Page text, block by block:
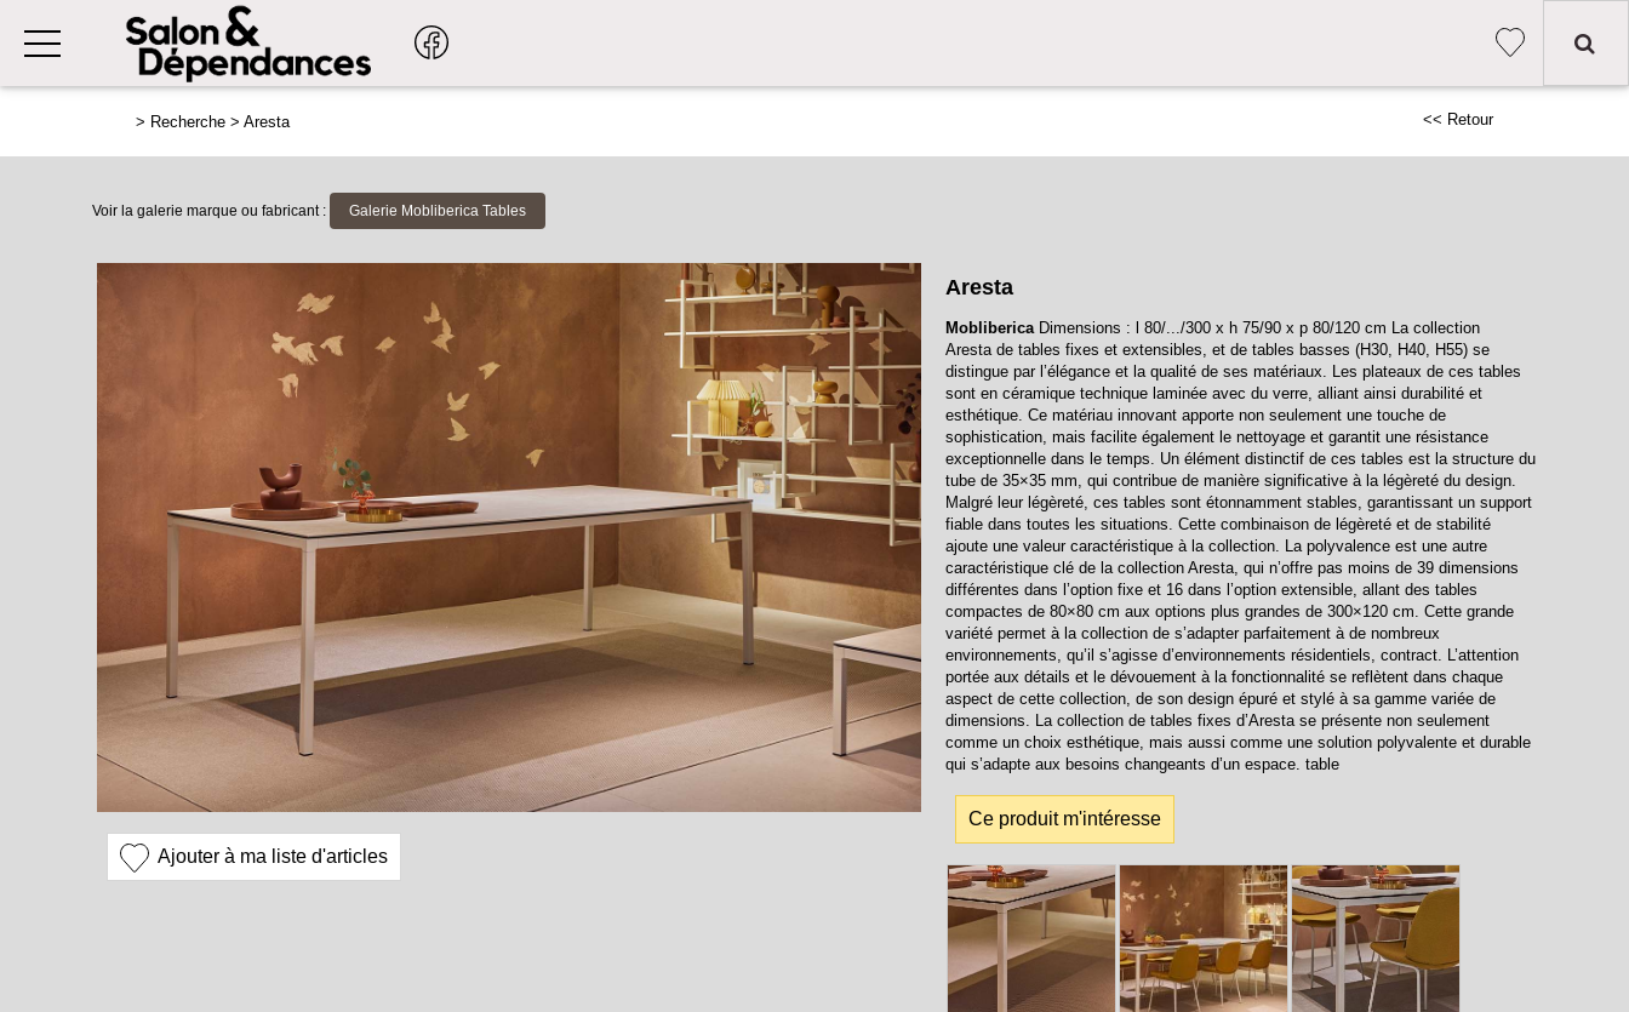
> Recherche > Aresta << Retour
Voir la galerie marque ou fabricant : Galerie Mobliberica Tables
Ajouter à ma liste d'articles
Aresta
MoblibericaDimensions : l 80/.../300 x h 75/90 x p 80/120 cm La collection
Aresta de tables fixes et extensibles, et de tables basses (H30, H40, H55) se
distingue par l’élégance et la qualité de ses matériaux. Les plateaux de ces tables
sont en céramique technique laminée avec du verre, alliant ainsi durabilité et
esthétique. Ce matériau innovant apporte non seulement une touche de
sophistication, mais facilite également le nettoyage et garantit une résistance
exceptionnelle dans le temps. Un élément distinctif de ces tables est la structure du
tube de 35×35 mm, qui contribue de manière significative à la légèreté du design.
Malgré leur légèreté, ces tables sont étonnamment stables, garantissant un support
fiable dans toutes les situations. Cette combinaison de légèreté et de stabilité
ajoute une valeur caractéristique à la collection. La polyvalence est une autre
caractéristique clé de la collection Aresta, qui n’offre pas moins de 39 dimensions
différentes dans l’option fixe et 16 dans l’option extensible, allant des tables
compactes de 80×80 cm aux options plus grandes de 300×120 cm. Cette grande
variété permet à la collection de s’adapter parfaitement à de nombreux
environnements, qu’il s’agisse d’environnements résidentiels, contract. L’attention
portée aux détails et le dévouement à la fonctionnalité se reflètent dans chaque
aspect de cette collection, de son design épuré et stylé à sa gamme variée de
dimensions. La collection de tables fixes d’Aresta se présente non seulement
comme un choix esthétique, mais aussi comme une solution polyvalente et durable
qui s’adapte aux besoins changeants d’un espace. table
Ce produit m'intéresse